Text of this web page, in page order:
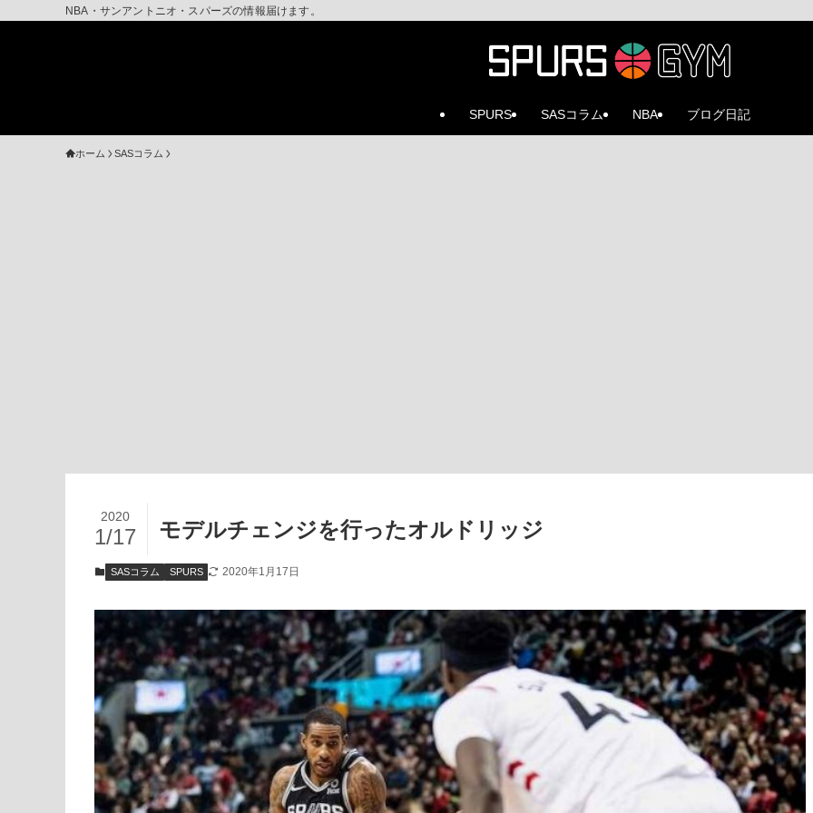
NBA・サンアントニオ・スパーズの情報届けます。
SPURS SASコラム NBA ブログ日記
ホーム SASコラム
モデルチェンジを行ったオルドリッジ
2020
1/17
SASコラム SPURS 2020年1月17日